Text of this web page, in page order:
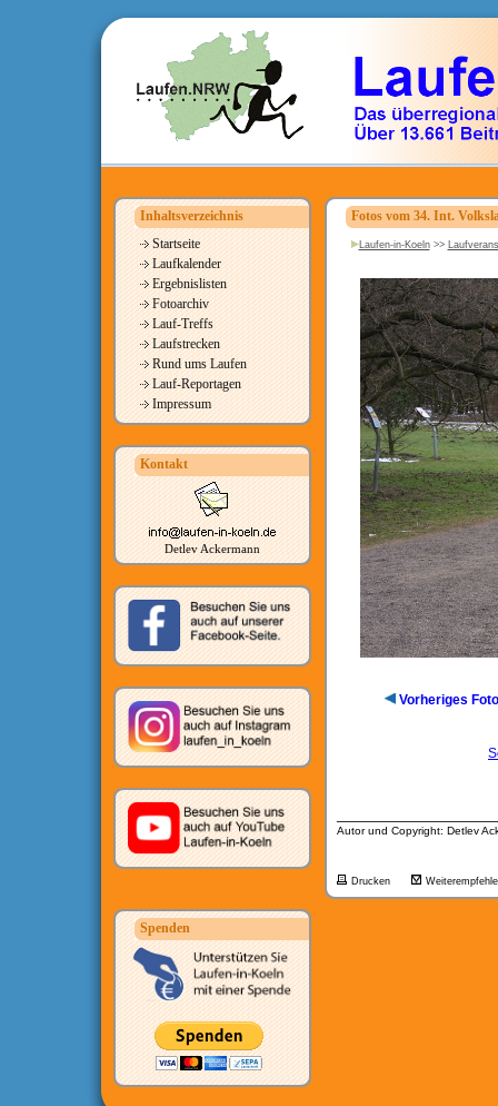
Inhaltsverzeichnis
Startseite
Laufkalender
Ergebnislisten
Fotoarchiv
Lauf-Treffs
Laufstrecken
Rund ums Laufen
Lauf-Reportagen
Impressum
Kontakt
Detlev Ackermann
Spenden
Fotos vom 34. Int.
Laufen-in-Koeln>>
Vorheriges Foto
Autor und Copyright: Detlev
Drucken